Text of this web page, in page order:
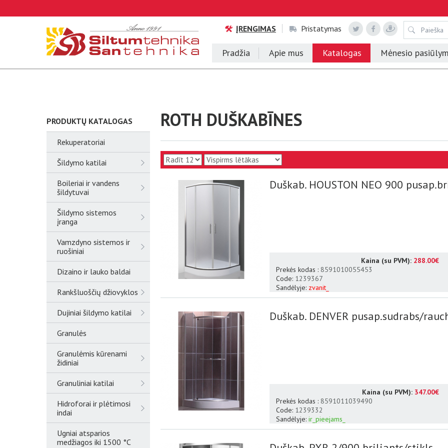
ĮRENGIMAS Pristatymas
Pradžia Apie mus Katalogas Mėnesio
PRODUKTŲ KATALOGAS
Rekuperatoriai
Šildymo katilai
Boileriai ir vandens
šildytuvai
Šildymo sistemos
įranga
Vamzdyno sistemos ir
ruošiniai
Dizaino ir lauko baldai
Rankšluoščių džiovyklos
Dujiniai šildymo katilai
Granulės
Granulėmis kūrenami
židiniai
Granuliniai katilai
Hidroforai ir plėtimosi
indai
Ugniai atsparios
medžiagos iki 1500 °C
ROTH DUŠKABĪNES
Duškab. HOUSTON NEO 900
Kaina (su PVM): 288.00€
Prekės kodas : 8591010055453
Code: 1239367
Sandėlyje: zvanit_
Duškab. DENVER pusap.sudrabs/
Kaina (su PVM): 347.00€
Prekės kodas : 8591011039490
Code: 1239332
Sandėlyje: ir_pieejams_